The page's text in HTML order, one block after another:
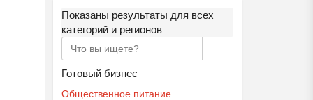
Показаны результаты для всех
категорий и регионов
Готовый бизнес
Общественное питание